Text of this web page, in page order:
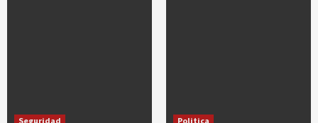
Seguridad Politica